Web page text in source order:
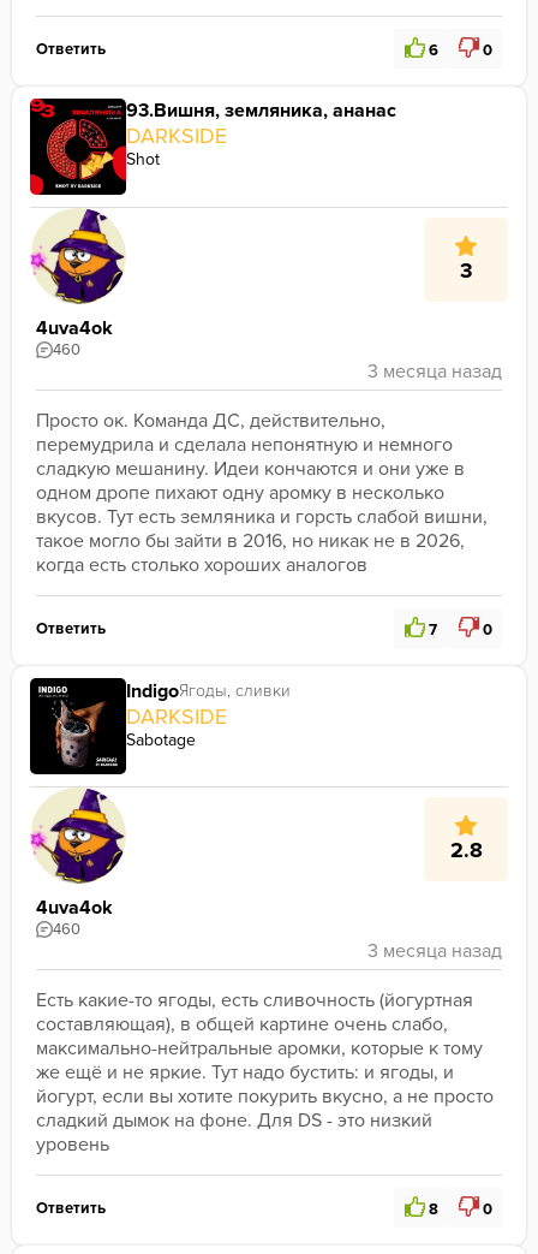
Ответить 6 0
93.Вишня, земляника, ананас
DARKSIDE
Shot
3
4uva4ok
460
Просто ок. Команда ДC, действительно,
перемудрила и сделала непонятную и немного
сладкую мешанину. Идеи кончаются и они уже в
одном дропе пихают одну аромку в несколько
вкусов. Тут есть земляника и горсть слабой вишни,
такое могло бы зайти в 2016, но никак не в 2026,
когда есть столько хороших аналогов
Ответить 7 0
IndigoЯгоды, сливки
DARKSIDE
Sabotage
2.8
4uva4ok
460
Есть какие-то ягоды, есть сливочность (йогуртная
составляющая), в общей картине очень слабо,
максимально-нейтральные аромки, которые к тому
же ещё и не яркие. Тут надо бустить: и ягоды, и
йогурт, если вы хотите покурить вкусно, а не просто
сладкий дымок на фоне. Для DS - это низкий
уровень
Ответить 8 0